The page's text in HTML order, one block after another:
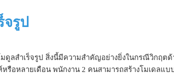
รูป
ดูลสำเร็จรูป สิ่งนี้มีความสำคัญอย่างยิ่งในกรณีวิกฤตด้
รือหลายเดือน พนักงาน 2 คนสามารถสร้างโมเดลแบ